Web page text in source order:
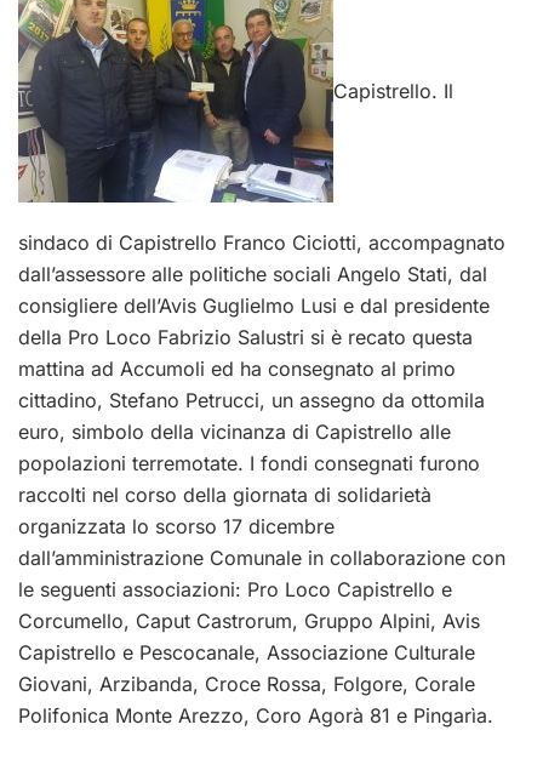
Capistrello. Il
sindaco di Capistrello Franco Ciciotti, accompagnato
dall’assessore alle politiche sociali Angelo Stati, dal
consigliere dell’Avis Guglielmo Lusi e dal presidente
della Pro Loco Fabrizio Salustri si è recato questa
mattina ad Accumoli ed ha consegnato al primo
cittadino, Stefano Petrucci, un assegno da ottomila
euro, simbolo della vicinanza di Capistrello alle
popolazioni terremotate. I fondi consegnati furono
raccolti nel corso della giornata di solidarietà
organizzata lo scorso 17 dicembre
dall’amministrazione Comunale in collaborazione con
le seguenti associazioni: Pro Loco Capistrello e
Corcumello, Caput Castrorum, Gruppo Alpini, Avis
Capistrello e Pescocanale, Associazione Culturale
Giovani, Arzibanda, Croce Rossa, Folgore, Corale
Polifonica Monte Arezzo, Coro Agorà 81 e Pingarìa.